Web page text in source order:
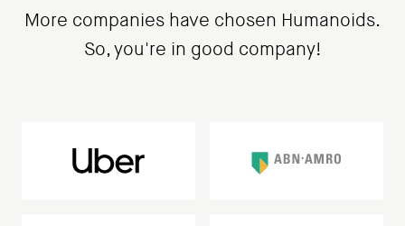
More companies have chosen Humanoids.
So, you're in good company!